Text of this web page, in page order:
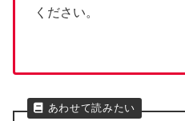
ください。